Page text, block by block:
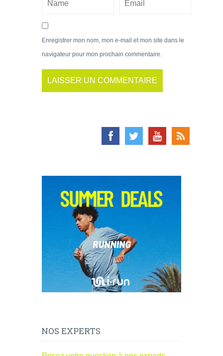
Enregistrer mon nom, mon e-mail et mon site dans le
navigateur pour mon prochain commentaire.
NOS EXPERTS